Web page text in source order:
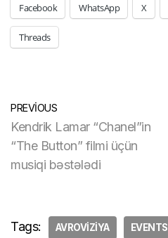
Facebook WhatsApp X
Threads
PREVIOUS
Kendrik Lamar “Chanel”in
“The Button” filmi üçün
musiqi bəstələdi
Tags: AVROVIZIYA EVENTS